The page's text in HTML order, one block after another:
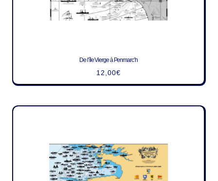
De l’île Vierge à Penmarc’h
12,00€